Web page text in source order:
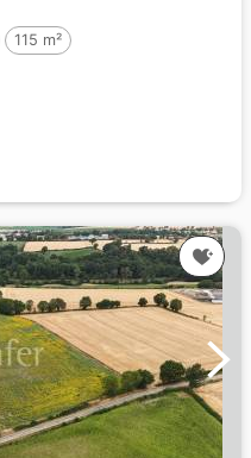
115 m²